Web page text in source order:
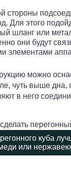
стороны
Для этого
шланг или
они будут
элементами
можно
чуть выше дна,
в него
куба
или